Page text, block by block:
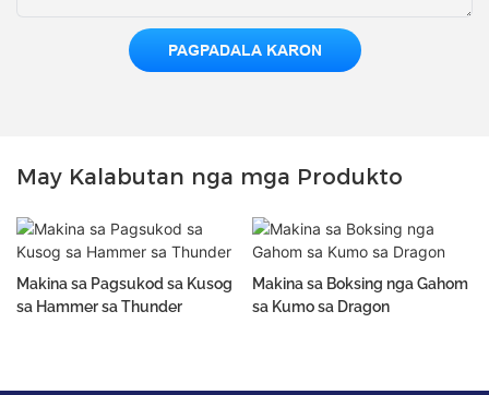
PAGPADALA KARON
May Kalabutan nga mga Produkto
Makina sa Pagsukod sa Kusog
sa Hammer sa Thunder
Makina sa Boksing nga Gahom
sa Kumo sa Dragon